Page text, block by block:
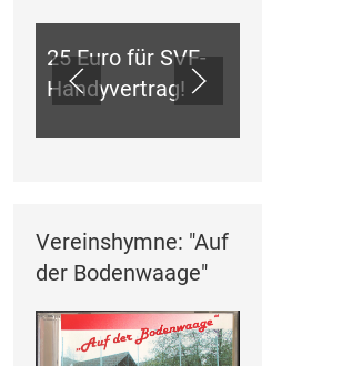
Vereinshymne: "Auf
der Bodenwaage"